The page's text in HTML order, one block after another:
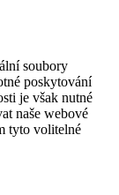
soubory
poskytování
je však nutné
naše webové
tyto volitelné